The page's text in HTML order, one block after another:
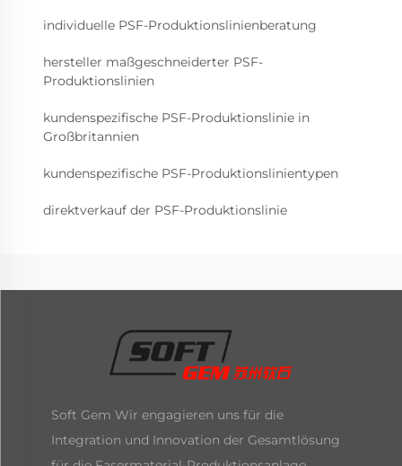
individuelle PSF-Produktionslinienberatung
hersteller maßgeschneiderter PSF-
Produktionslinien
kundenspezifische PSF-Produktionslinie in
Großbritannien
kundenspezifische PSF-Produktionslinientypen
direktverkauf der PSF-Produktionslinie
Soft Gem Wir engagieren uns für die
Integration und Innovation der Gesamtlösung